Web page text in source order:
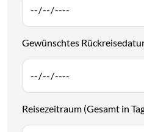
Gewünschtes
Reisezeitraum (Gesamt in